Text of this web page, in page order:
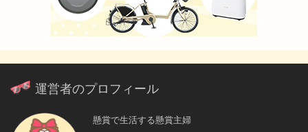
運営者のプロフィール
懸賞で生活する懸賞主婦